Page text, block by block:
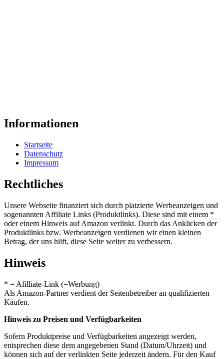
Informationen
Startseite
Datenschutz
Impressum
Rechtliches
Unsere Webseite finanziert sich durch platzierte Werbeanzeigen und
sogenannten Affiliate Links (Produktlinks). Diese sind mit einem *
oder einem Hinweis auf Amazon verlinkt. Durch das Anklicken der
Produktlinks bzw. Werbeanzeigen verdienen wir einen kleinen
Betrag, der uns hilft, diese Seite weiter zu verbessern.
Hinweis
* = Afilliate-Link (=Werbung)
Als Amazon-Partner verdient der Seitenbetreiber an qualifizierten
Käufen.
Hinweis zu Preisen und Verfügbarkeiten
Sofern Produktpreise und Verfügbarkeiten angezeigt werden,
entsprechen diese dem angegebenen Stand (Datum/Uhrzeit) und
können sich auf der verlinkten Seite jederzeit ändern. Für den Kauf